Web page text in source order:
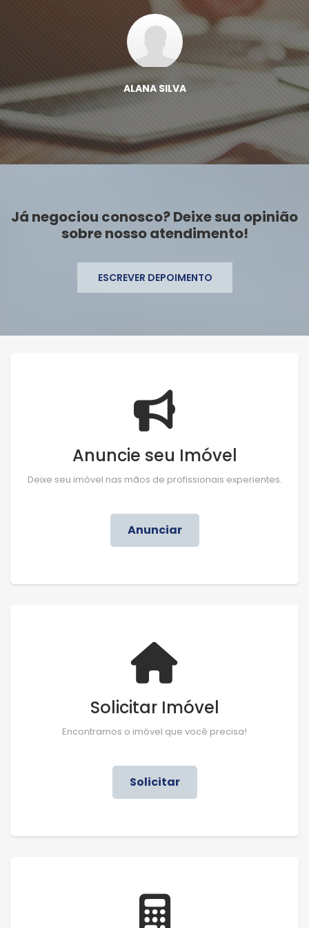
ALANA SILVA
Já negociou conosco? Deixe sua opinião
sobre nosso atendimento!
ESCREVER DEPOIMENTO
Anuncie seu Imóvel
Deixe seu imóvel nas mãos de profissionais experientes.
Anunciar
Solicitar Imóvel
Encontramos o imóvel que você precisa!
Solicitar